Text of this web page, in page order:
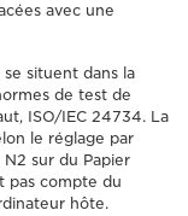
avec une
situent dans la
de test de
ISO/IEC 24734. La
le réglage par
sur du Papier
pas compte du
hôte.